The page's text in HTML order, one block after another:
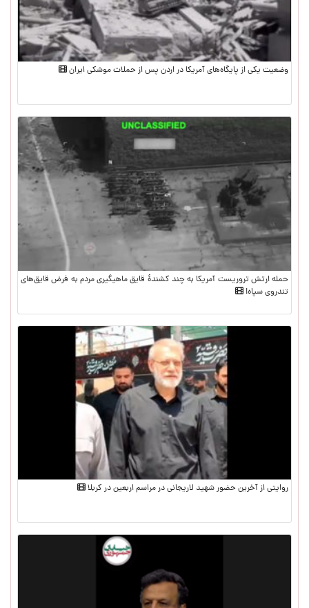
وضعیت یکی از پایگاه‌های آمریکا در اردن پس از حملات موشکی ایران
حمله ارتش تروریست آمریکا به چند کشندهٔ قایق ماهیگیری مردم به فرض قایق‌های
تندروی سپاه!
روایتی از آخرین حضور شهید لاریجانی در مراسم اربعین در کربلا